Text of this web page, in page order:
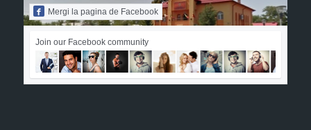
Mergi la pagina de Facebook
Join our Facebook community